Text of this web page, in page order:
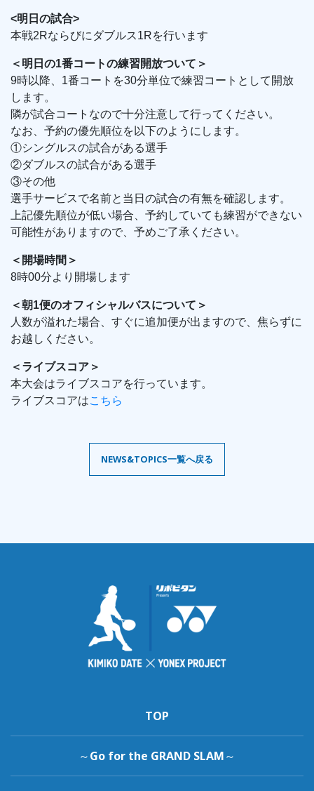
<明日の試合>
本戦2Rならびにダブルス1Rを行います
＜明日の1番コートの練習開放ついて＞
9時以降、1番コートを30分単位で練習コートとして開放
します。
隣が試合コートなので十分注意して行ってください。
なお、予約の優先順位を以下のようにします。
①シングルスの試合がある選手
②ダブルスの試合がある選手
③その他
選手サービスで名前と当日の試合の有無を確認します。
上記優先順位が低い場合、予約していても練習ができない
可能性がありますので、予めご了承ください。
＜開場時間＞
8時00分より開場します
＜朝1便のオフィシャルバスについて＞
人数が溢れた場合、すぐに追加便が出ますので、焦らずに
お越しください。
＜ライブスコア＞
本大会はライブスコアを行っています。
ライブスコアはこちら
NEWS&TOPICS一覧へ戻る
TOP
～Go for the GRAND SLAM～